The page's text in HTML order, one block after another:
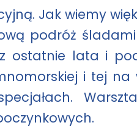
Jak wiemy
podróż
ostatnie lata i
i tej